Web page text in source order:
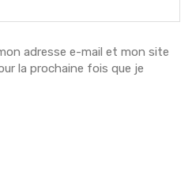
adresse e-mail et mon site
la prochaine fois que je